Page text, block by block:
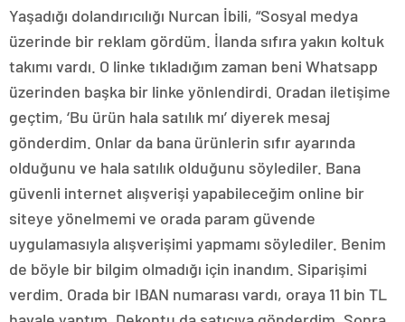
Yaşadığı dolandırıcılığı Nurcan İbili, “Sosyal medya
üzerinde bir reklam gördüm. İlanda sıfıra yakın koltuk
takımı vardı. O linke tıkladığım zaman beni Whatsapp
üzerinden başka bir linke yönlendirdi. Oradan iletişime
geçtim, ‘Bu ürün hala satılık mı’ diyerek mesaj
gönderdim. Onlar da bana ürünlerin sıfır ayarında
olduğunu ve hala satılık olduğunu söylediler. Bana
güvenli internet alışverişi yapabileceğim online bir
siteye yönelmemi ve orada param güvende
uygulamasıyla alışverişimi yapmamı söylediler. Benim
de böyle bir bilgim olmadığı için inandım. Siparişimi
verdim. Orada bir IBAN numarası vardı, oraya 11 bin TL